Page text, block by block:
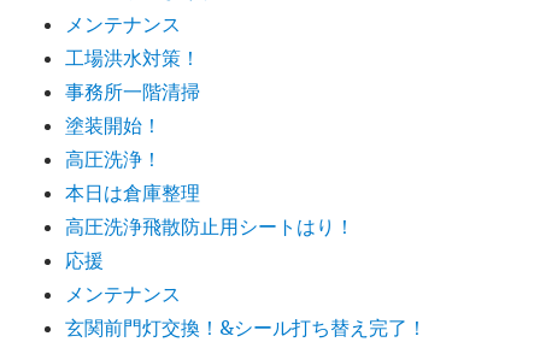
メンテナンス
工場洪水対策！
事務所一階清掃
塗装開始！
高圧洗浄！
本日は倉庫整理
高圧洗浄飛散防止用シートはり！
応援
メンテナンス
玄関前門灯交換！&シール打ち替え完了！